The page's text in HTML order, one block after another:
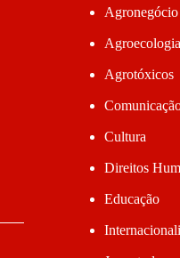
Agronegócio
Agroecologia
Agrotóxicos
Cultura
Direitos
Educação